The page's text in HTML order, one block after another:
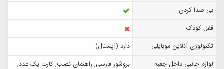
بی صدا کردن
قفل کودک
تکنولوژی آنلاین موبایلی
دارد (آپشنال)
لوازم جانبی داخل جعبه
بروشور فارسی, راهنمای نصب, کارت یک عدد,